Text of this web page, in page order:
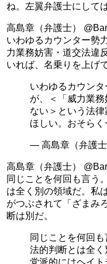
ね。左翼弁護士にして
高島章（
いわゆるカウンター勢
力業務妨害・道交法違
いれば、名乗りを上げ
いわゆるカウン
が、＜「威力業
ない＞という法
ほしい。おそらく
— 高島章（弁護
高島章（
同じことを何回も言う
は全く別の領域だ。私
がつぶされて「ざまみ
断は別だ。
同じことを何回も
法的判断とは全く
党派的にはヘイ